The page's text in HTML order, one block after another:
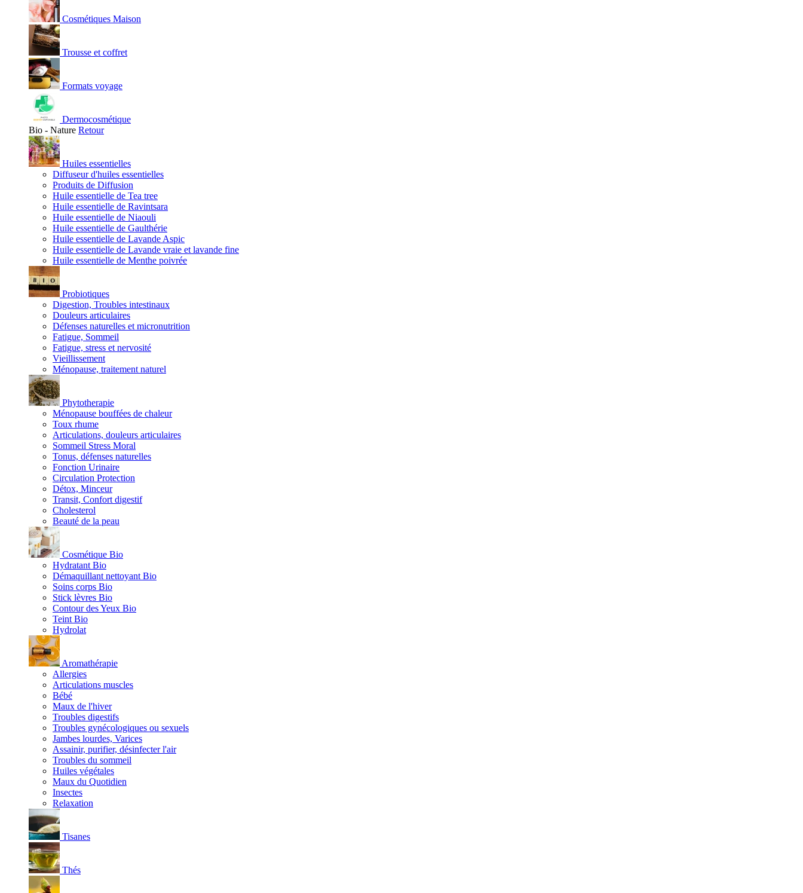
Cosmétiques Maison
Trousse et coffret
Formats voyage
Dermocosmétique
Bio - Nature Retour
Huiles essentielles
Diffuseur d'huiles essentielles
Produits de Diffusion
Huile essentielle de Tea tree
Huile essentielle de Ravintsara
Huile essentielle de Niaouli
Huile essentielle de Gaulthérie
Huile essentielle de Lavande Aspic
Huile essentielle de Lavande vraie et lavande fine
Huile essentielle de Menthe poivrée
Probiotiques
Digestion, Troubles intestinaux
Douleurs articulaires
Défenses naturelles et micronutrition
Fatigue, Sommeil
Fatigue, stress et nervosité
Vieillissement
Ménopause, traitement naturel
Phytotherapie
Ménopause bouffées de chaleur
Toux rhume
Articulations, douleurs articulaires
Sommeil Stress Moral
Tonus, défenses naturelles
Fonction Urinaire
Circulation Protection
Détox, Minceur
Transit, Confort digestif
Cholesterol
Beauté de la peau
Cosmétique Bio
Hydratant Bio
Démaquillant nettoyant Bio
Soins corps Bio
Stick lèvres Bio
Contour des Yeux Bio
Teint Bio
Hydrolat
Aromathérapie
Allergies
Articulations muscles
Bébé
Maux de l'hiver
Troubles digestifs
Troubles gynécologiques ou sexuels
Jambes lourdes, Varices
Assainir, purifier, désinfecter l'air
Troubles du sommeil
Huiles végétales
Maux du Quotidien
Insectes
Relaxation
Tisanes
Thés